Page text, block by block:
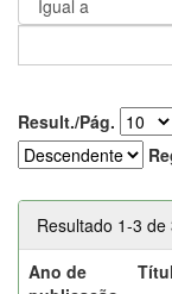
Result./Pág.
Resultado 1-3 de
Ano de